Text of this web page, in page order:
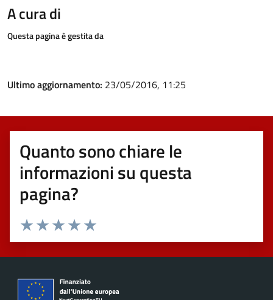
A cura di
Questa pagina è gestita da
Ultimo aggiornamento: 23/05/2016, 11:25
Quanto sono chiare le
informazioni su questa
pagina?
Valuta 5 stelle su 5
Valuta 4 stelle su 5
Valuta 3 stelle su 5
Valuta 2 stelle su 5
Valuta 1 stelle su 5